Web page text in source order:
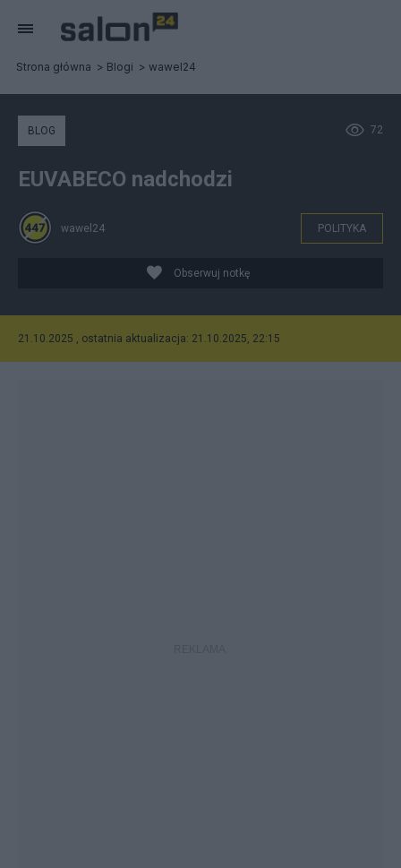
Strona główna Blogi wawel24
72
BLOG
EUVABECO nadchodzi
wawel24 POLITYKA
Obserwuj notkę
21.10.2025 , ostatnia aktualizacja: 21.10.2025, 22:15